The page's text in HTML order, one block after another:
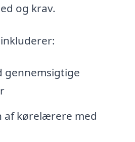
og krav.
gennemsigtige
af kørelærere med